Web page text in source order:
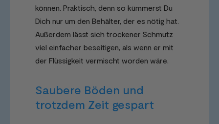
können. Praktisch, denn so kümmerst Du
Dich nur um den Behälter, der es nötig hat.
Außerdem lässt sich trockener Schmutz
viel einfacher beseitigen, als wenn er mit
der Flüssigkeit vermischt worden wäre.
Saubere Böden und
trotzdem Zeit gespart